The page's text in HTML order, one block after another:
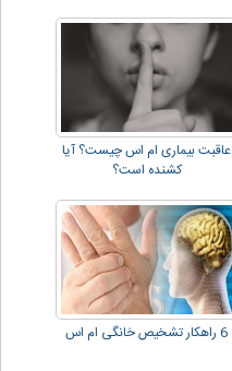
عاقبت بیماری ام اس چیست؟ آیا
کشنده است؟
6 راهکار تشخیص خانگی ام اس